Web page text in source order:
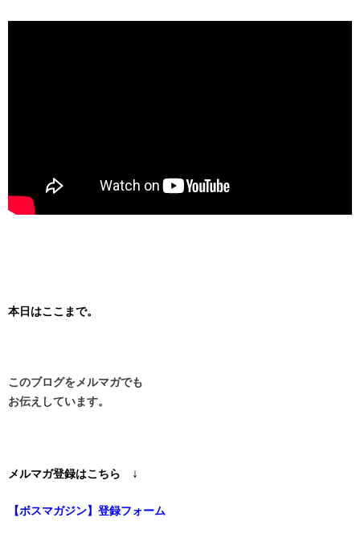
本日はここまで。
このブログをメルマガでも
お伝えしています。
メルマガ登録はこちら ↓
【ボスマガジン】登録フォーム